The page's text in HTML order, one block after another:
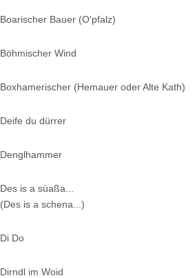
Boarischer Bauer (O'pfalz)
Böhmischer Wind
Boxhamerischer (Hemauer oder Alte Kath)
Deife du dürrer
Denglhammer
Des is a süaßa...
(Des is a schena...)
Di Do
Dirndl im Woid